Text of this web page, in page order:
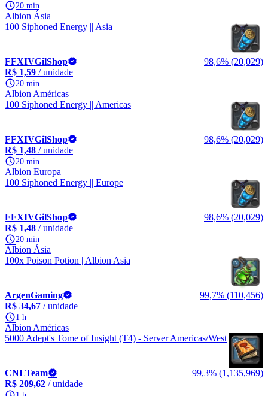
20 min
Albion Ásia
100 Siphoned Energy || Asia
FFXIVGilShop
98,6% (20,029)
R$ 1,59 / unidade
20 min
Albion Américas
100 Siphoned Energy || Americas
FFXIVGilShop
98,6% (20,029)
R$ 1,48 / unidade
20 min
Albion Europa
100 Siphoned Energy || Europe
FFXIVGilShop
98,6% (20,029)
R$ 1,48 / unidade
20 min
Albion Ásia
100x Poison Potion | Albion Asia
ArgenGaming
99,7% (110,456)
R$ 34,67 / unidade
1 h
Albion Américas
5000 Adept's Tome of Insight (T4) - Server Americas/West
CNLTeam
99,3% (1,135,969)
R$ 209,62 / unidade